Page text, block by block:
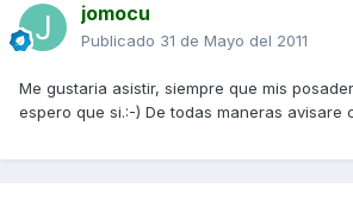
jomocu
Publicado 31 de Mayo del 2011
Me gustaria asistir, siempre que mis
espero que si.:-) De todas maneras avisare